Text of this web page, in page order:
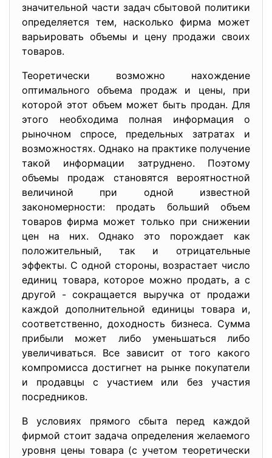
значительной части задач сбытовой политики
определяется тем, насколько фирма может
варьировать объемы и цену продажи своих
товаров.
Теоретически возможно нахождение
оптимального объема продаж и цены, при
которой этот объем может быть продан. Для
этого необходима полная информация о
рыночном спросе, предельных затратах и
возможностях. Однако на практике получение
такой информации затруднено. Поэтому
объемы продаж становятся вероятностной
величиной при одной известной
закономерности: продать больший объем
товаров фирма может только при снижении
цен на них. Однако это порождает как
положительный, так и отрицательные
эффекты. С одной стороны, возрастает число
единиц товара, которое можно продать, а с
другой - сокращается выручка от продажи
каждой дополнительной единицы товара и,
соответственно, доходность бизнеса. Сумма
прибыли может либо уменьшаться либо
увеличиваться. Все зависит от того какого
компромисса достигнет на рынке покупатели
и продавцы с участием или без участия
посредников.
В условиях прямого сбыта перед каждой
фирмой стоит задача определения желаемого
уровня цены товара (с учетом теоретически